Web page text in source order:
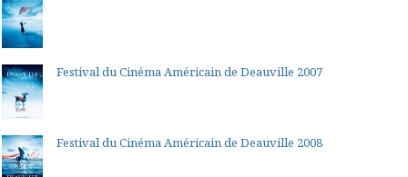
Festival du Cinéma Américain de Deauville 2007
Festival du Cinéma Américain de Deauville 2008